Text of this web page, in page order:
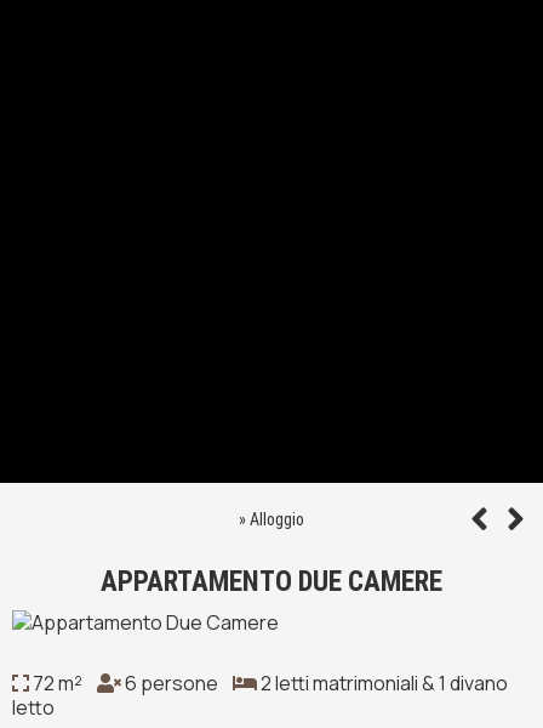
»Alloggio
APPARTAMENTO DUE CAMERE
72 m² 6 persone
2 letti matrimoniali & 1 divano
letto